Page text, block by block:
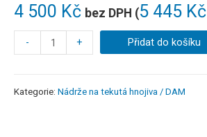
4 500 Kč bez DPH (5 445 Kč
- + Přidat do košíku
Kategorie: Nádrže na tekutá hnojiva / DAM